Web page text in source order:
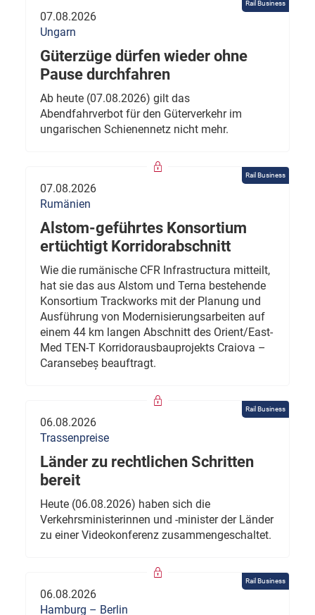
Rail Business
07.08.2026
Ungarn
Güterzüge dürfen wieder ohne
Pause durchfahren
Ab heute (07.08.2026) gilt das
Abendfahrverbot für den Güterverkehr im
ungarischen Schienennetz nicht mehr.
Rail Business
07.08.2026
Rumänien
Alstom-geführtes Konsortium
ertüchtigt Korridorabschnitt
Wie die rumänische CFR Infrastructura mitteilt,
hat sie das aus Alstom und Terna bestehende
Konsortium Trackworks mit der Planung und
Ausführung von Modernisierungsarbeiten auf
einem 44 km langen Abschnitt des Orient/East-
Med TEN-T Korridorausbauprojekts Craiova –
Caransebeș beauftragt.
Rail Business
06.08.2026
Trassenpreise
Länder zu rechtlichen Schritten
bereit
Heute (06.08.2026) haben sich die
Verkehrsministerinnen und -minister der Länder
zu einer Videokonferenz zusammengeschaltet.
Rail Business
06.08.2026
Hamburg – Berlin